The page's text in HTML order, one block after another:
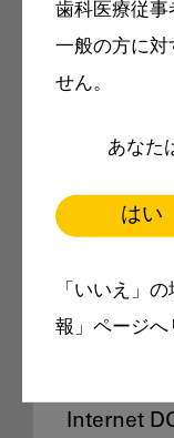
歯科医療従事
一般の方に対
せん。
あなた
はい
「いいえ」
報」ページへ
Internet